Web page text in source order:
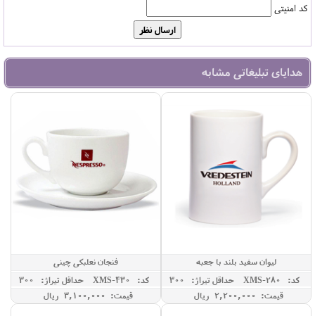
کد امنیتی
هدایای تبلیغاتی مشابه
لیوان سفید بلند با جعبه
کد: XMS-280
حداقل تيراژ: 300
قیمت: 2,200,000 ريال
فنجان نعلبکی چینی
کد: XMS-430
حداقل تيراژ: 300
قیمت: 3,100,000 ريال